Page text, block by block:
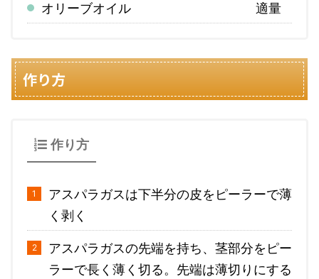
オリーブオイル 適量
作り方
作り方
アスパラガスは下半分の皮をピーラーで薄
く剥く
アスパラガスの先端を持ち、茎部分をピー
ラーで長く薄く切る。先端は薄切りにする